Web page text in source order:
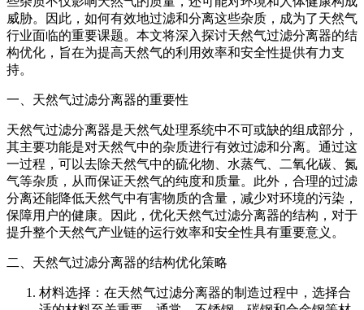
威胁。因此，如何有效地过滤和分离这些杂质，成为了天然气
行业面临的重要课题。本文将深入探讨天然气过滤分离器的结
构优化，旨在为提高天然气的利用效率和安全性提供有力支
持。
一、天然气过滤分离器的重要性
天然气过滤分离器是天然气处理系统中不可或缺的组成部分，
其主要功能是对天然气中的杂质进行有效过滤和分离。通过这
一过程，可以去除天然气中的硫化物、水蒸气、二氧化碳、氮
气等杂质，从而保证天然气的纯度和质量。此外，合理的过滤
分离还能降低天然气中有害物质的含量，减少对环境的污染，
保障用户的健康。因此，优化天然气过滤分离器的结构，对于
提升整个天然气产业链的运行效率和安全性具有重要意义。
二、天然气过滤分离器的结构优化策略
材料选择：在天然气过滤分离器的制造过程中，选择合